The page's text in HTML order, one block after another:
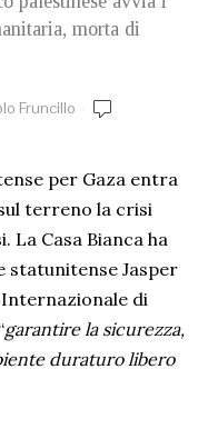
morta di
Fruncillo
per Gaza entra
terreno la crisi
Casa Bianca ha
statunitense Jasper
di
garantire la sicurezza,
duraturo libero